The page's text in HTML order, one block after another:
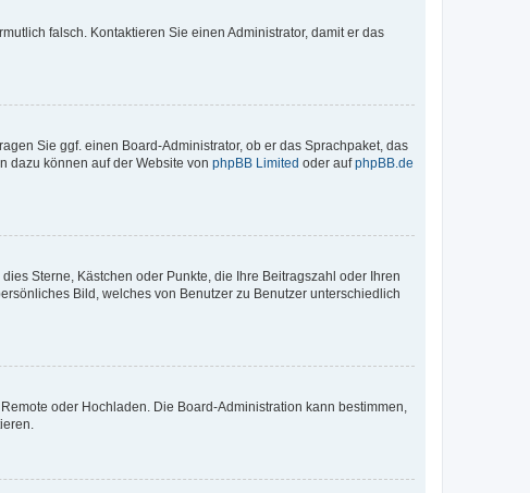
falsch. Kontaktieren Sie einen Administrator, damit er das
Sie ggf. einen Board-Administrator, ob er das Sprachpaket, das
dazu können auf der Website von phpBB Limited oder aufphpBB.de
Sterne, Kästchen oder Punkte, die Ihre Beitragszahl oder Ihren
Bild, welches von Benutzer zu Benutzer unterschiedlich
oder Hochladen. Die Board-Administration kann bestimmen,